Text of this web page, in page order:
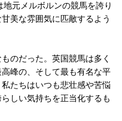
元メルボルンの競馬を誇り
美な雰囲気に匹敵するよう
のだった。英国競馬は多く
峰の、そして最も有名な平
たちはいつも悲壮感や苦悩
しい気持ちを正当化するも